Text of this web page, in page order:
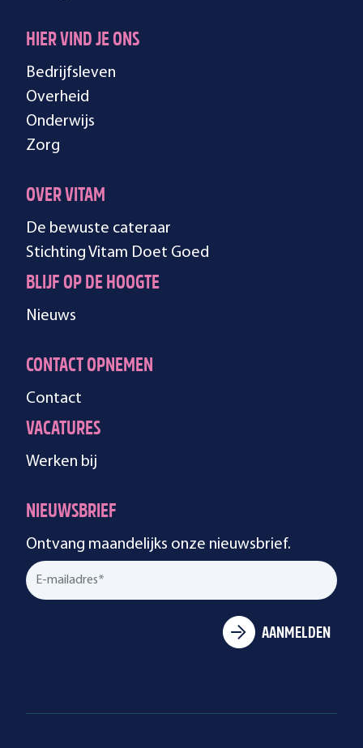
HIER VIND JE ONS
Bedrijfsleven
Overheid
Onderwijs
Zorg
OVER VITAM
De bewuste cateraar
Stichting Vitam Doet Goed
BLIJF OP DE HOOGTE
Nieuws
CONTACT OPNEMEN
Contact
VACATURES
Werken bij
NIEUWSBRIEF
Ontvang maandelijks onze nieuwsbrief.